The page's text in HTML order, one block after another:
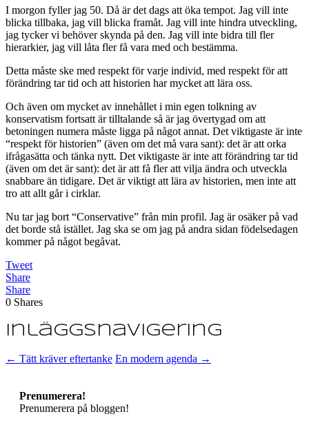
I morgon fyller jag 50. Då är det dags att öka tempot. Jag vill inte
blicka tillbaka, jag vill blicka framåt. Jag vill inte hindra utveckling,
jag tycker vi behöver skynda på den. Jag vill inte bidra till fler
hierarkier, jag vill låta fler få vara med och bestämma.
Detta måste ske med respekt för varje individ, med respekt för att
förändring tar tid och att historien har mycket att lära oss.
Och även om mycket av innehållet i min egen tolkning av
konservatism fortsatt är tilltalande så är jag övertygad om att
betoningen numera måste ligga på något annat. Det viktigaste är inte
“respekt för historien” (även om det må vara sant): det är att orka
ifrågasätta och tänka nytt. Det viktigaste är inte att förändring tar tid
(även om det är sant): det är att få fler att vilja ändra och utveckla
snabbare än tidigare. Det är viktigt att lära av historien, men inte att
tro att allt går i cirklar.
Nu tar jag bort “Conservative” från min profil. Jag är osäker på vad
det borde stå istället. Jag ska se om jag på andra sidan födelsedagen
kommer på något begåvat.
Tweet
Share
Share
0 Shares
Inläggsnavigering
← Tätt kräver eftertanke En modern agenda →
Prenumerera!
Prenumerera på bloggen!